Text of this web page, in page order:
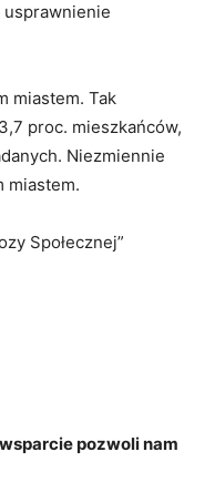
usprawnienie
miastem. Tak
proc. mieszkańców,
Niezmiennie
miastem.
Społecznej”
pozwoli nam